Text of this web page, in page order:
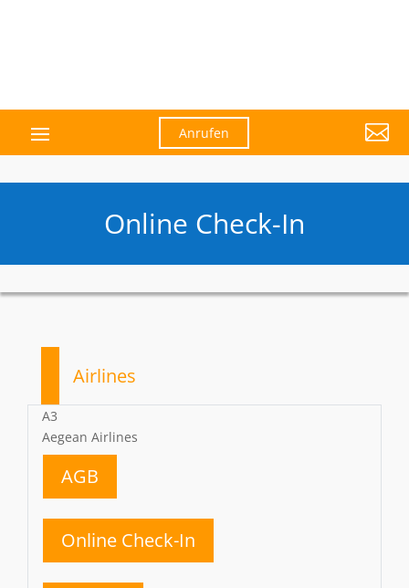
Anrufen 
Online Check-In
Airlines
A3
Aegean Airlines
AGB
Online Check-In